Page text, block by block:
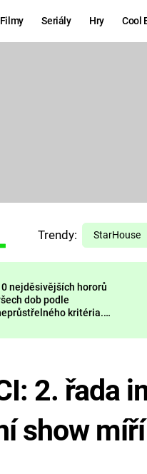
Filmy Seriály Hry Cool
PREDÁTOR
Trendy: StarHouse
nejděsivějších hororů
dob podle
kritéria.
zvednou tep?
2. řada
show